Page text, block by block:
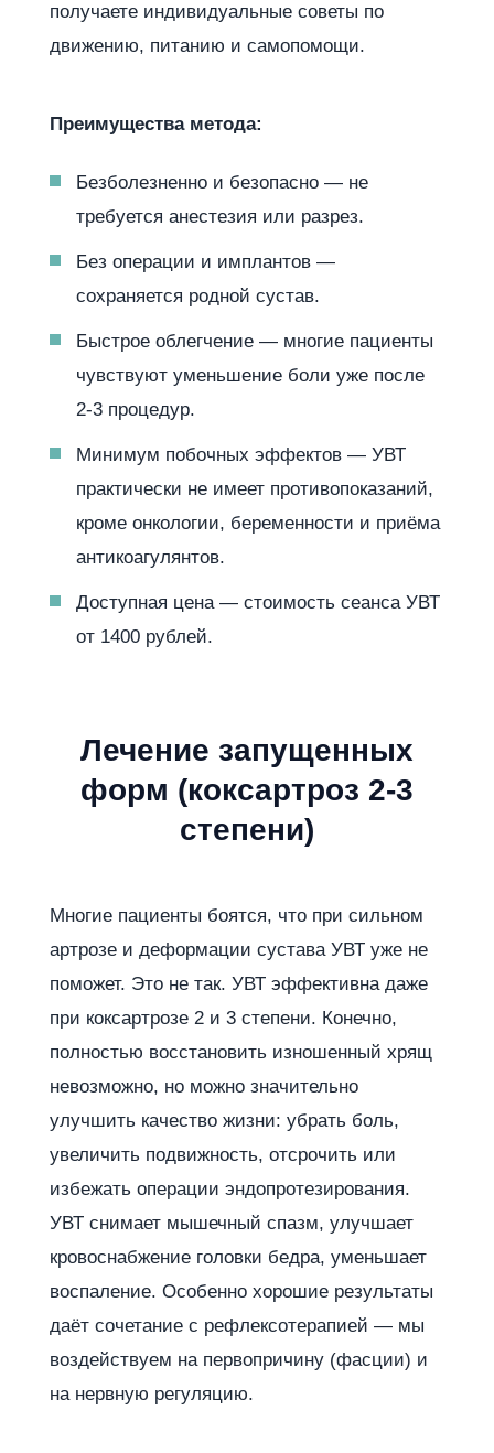
получаете индивидуальные советы по
движению, питанию и самопомощи.
Преимущества метода:
Безболезненно и безопасно — не
требуется анестезия или разрез.
Без операции и имплантов —
сохраняется родной сустав.
Быстрое облегчение — многие пациенты
чувствуют уменьшение боли уже после
2-3 процедур.
Минимум побочных эффектов — УВТ
практически не имеет противопоказаний,
кроме онкологии, беременности и приёма
антикоагулянтов.
Доступная цена — стоимость сеанса УВТ
от 1400 рублей.
Лечение запущенных
форм (коксартроз 2-3
степени)
Многие пациенты боятся, что при сильном
артрозе и деформации сустава УВТ уже не
поможет. Это не так. УВТ эффективна даже
при коксартрозе 2 и 3 степени. Конечно,
полностью восстановить изношенный хрящ
невозможно, но можно значительно
улучшить качество жизни: убрать боль,
увеличить подвижность, отсрочить или
избежать операции эндопротезирования.
УВТ снимает мышечный спазм, улучшает
кровоснабжение головки бедра, уменьшает
воспаление. Особенно хорошие результаты
даёт сочетание с рефлексотерапией — мы
воздействуем на первопричину (фасции) и
на нервную регуляцию.